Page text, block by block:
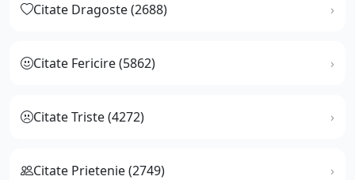
Citate Dragoste (2688)
Citate Fericire (5862)
Citate Triste (4272)
Citate Prietenie (2749)